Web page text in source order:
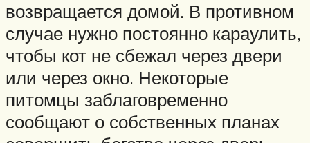
возвращается домой. В противном
случае нужно постоянно караулить,
чтобы кот не сбежал через двери
или через окно. Некоторые
питомцы заблаговременно
сообщают о собственных планах